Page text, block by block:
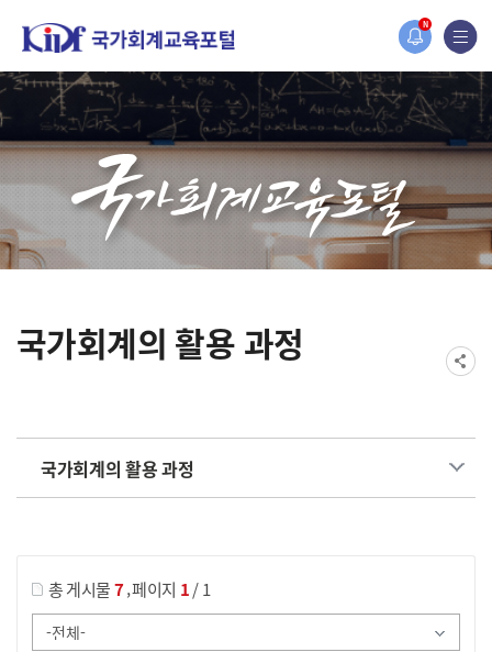
N
홈페이지가 새롭게 개편되었습니다.
한국조세재정연구원홈페이지가 새롭게 개설되었습니다.
국가회계의 활용 과정
국가회계의 활용 과정
총 게시물7,페이지 1/ 1